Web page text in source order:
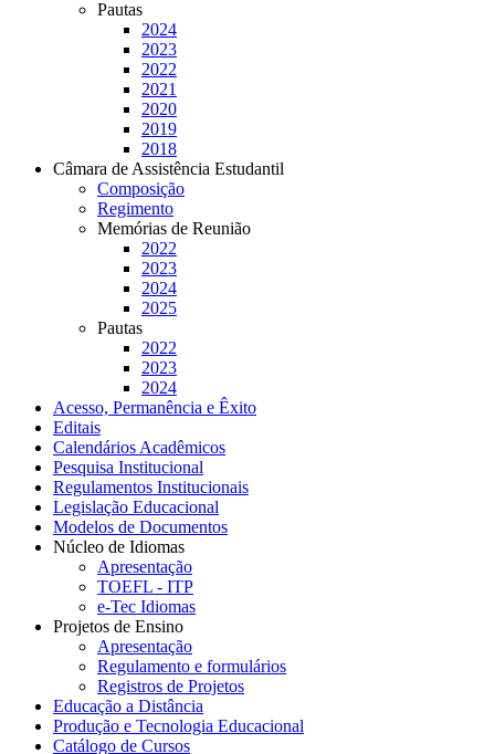
Pautas
2024
2023
2022
2021
2020
2019
2018
Câmara de Assistência Estudantil
Composição
Regimento
Memórias de Reunião
2022
2023
2024
2025
Pautas
2022
2023
2024
Acesso, Permanência e Êxito
Editais
Calendários Acadêmicos
Pesquisa Institucional
Regulamentos Institucionais
Legislação Educacional
Modelos de Documentos
Núcleo de Idiomas
Apresentação
TOEFL - ITP
e-Tec Idiomas
Projetos de Ensino
Apresentação
Regulamento e formulários
Registros de Projetos
Educação a Distância
Produção e Tecnologia Educacional
Catálogo de Cursos